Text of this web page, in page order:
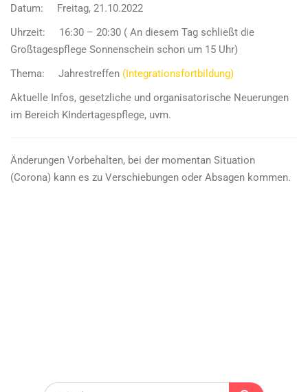
Datum: Freitag, 21.10.2022
Uhrzeit: 16:30 – 20:30 ( An diesem Tag schließt die
Großtagespflege Sonnenschein schon um 15 Uhr)
Thema: Jahrestreffen (Integrationsfortbildung)
Aktuelle Infos, gesetzliche und organisatorische Neuerungen
im Bereich KIndertagespflege, uvm.
Änderungen Vorbehalten, bei der momentan Situation
(Corona) kann es zu Verschiebungen oder Absagen kommen.